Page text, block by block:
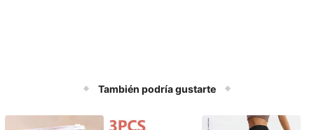
También podría gustarte